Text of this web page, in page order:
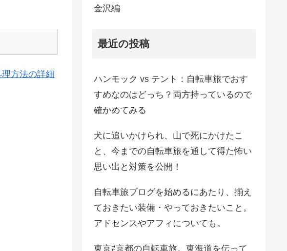
方法の詳細
金沢編
最近の投稿
ハンモック vs テント：自転車旅でおす
すめなのはどっち？両方持っているので
確かめてみる
犬に追いかけられ、山で死にかけたこ
と、今までの自転車旅を通して得た怖い
思い出と対策を公開！
自転車旅ブログを始めるにあたり、揃え
ておきたい装備・やっておきたいこと。
アドセンスやアフィについても。
東京⇄京都の自転車旅。東海道を伝って